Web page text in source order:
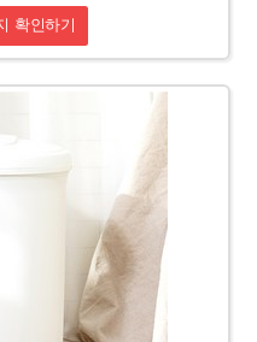
확인하기